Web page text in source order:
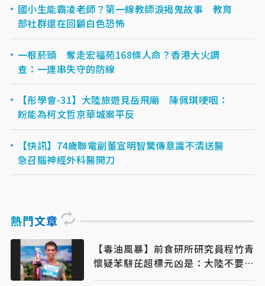
國小生能霸凌老師？第一線教師淚揭鬼故事 教育
部社群還在回顧白色恐怖
一根菸頭 奪走宏福苑168條人命？香港大火調
查：一連串失守的防線
【彤學會-31】大陸旅遊見岳飛廟 陳佩琪哽咽：
盼能為柯文哲京華城案平反
【快訊】74歲聯電副董宣明智驚傳意識不清送醫
急召腦神經外科醫開刀
熱門文章
【毒油風暴】前食研所研究員程竹青
懷疑苯駢芘超標元凶是：大陸不要的
美國大豆